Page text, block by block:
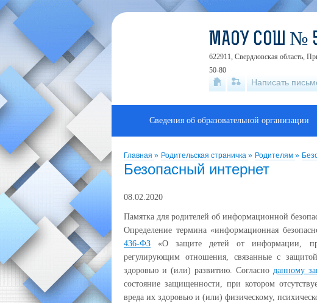
Главная » Родительская страничка » Родителям »
Безопасный интернет
08.02.2020
Памятка для родителей об информационной
Определение термина «информационная
436-ФЗ «О защите детей от информации,
регулирующим отношения, связанные с
здоровью и (или) развитию. Согласно данному
состояние защищенности, при котором
вреда их здоровью и (или) физическому,
МАОУ СОШ №
622911, Свердловская область,
50-80
Написать
Сведения об образовательной организации